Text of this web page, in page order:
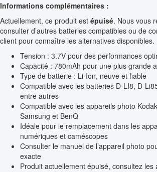
Informations complémentaires :
Actuellement, ce produit est épuisé. Nous vous
consulter d’autres batteries compatibles ou de
client pour connaître les alternatives disponibles.
Tension : 3.7V pour des performances
Capacité : 780mAh pour une plus grande
Type de batterie : Li-Ion, neuve et fiable
Compatible avec les batteries D-LI8, D-
entre autres
Compatible avec les appareils photo
Samsung et BenQ
Idéale pour le remplacement dans les
numériques et caméscopes
Consulter le manuel de l’appareil photo
exacte
Produit actuellement épuisé, consultez les